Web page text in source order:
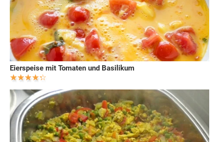
Eierspeise mit Tomaten und Basilikum